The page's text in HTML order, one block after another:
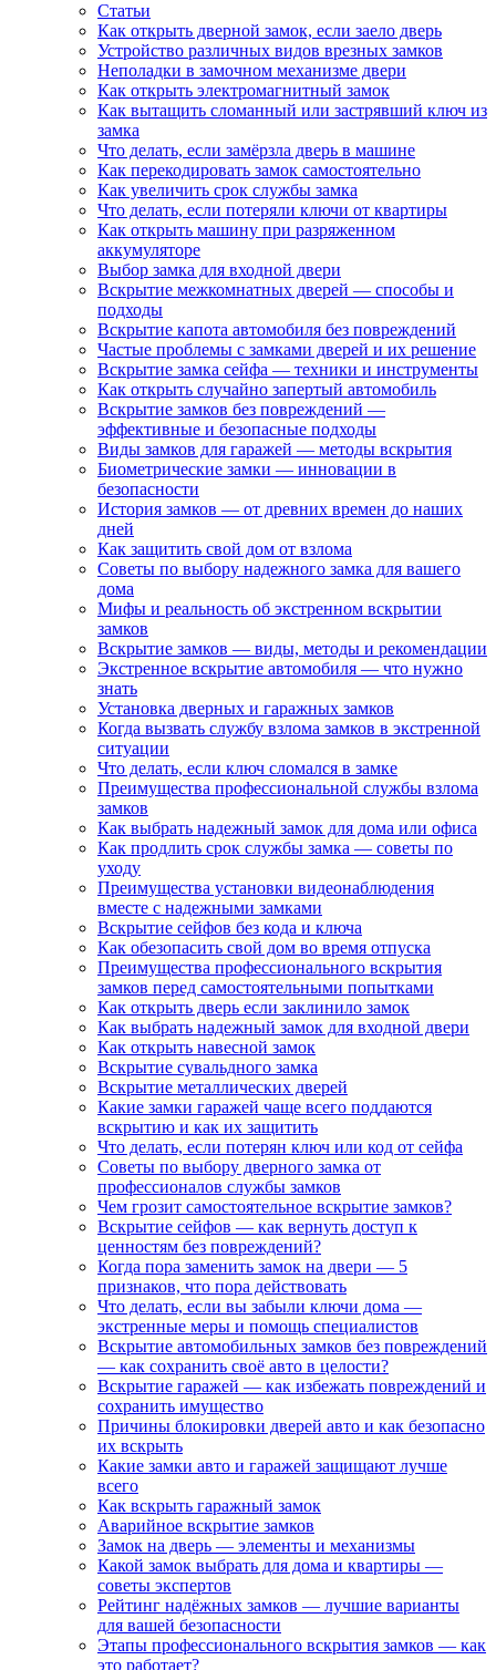
Статьи
Как открыть дверной замок, если заело дверь
Устройство различных видов врезных замков
Неполадки в замочном механизме двери
Как открыть электромагнитный замок
Как вытащить сломанный или застрявший ключ из
замка
Что делать, если замёрзла дверь в машине
Как перекодировать замок самостоятельно
Как увеличить срок службы замка
Что делать, если потеряли ключи от квартиры
Как открыть машину при разряженном
аккумуляторе
Выбор замка для входной двери
Вскрытие межкомнатных дверей — способы и
подходы
Вскрытие капота автомобиля без повреждений
Частые проблемы с замками дверей и их решение
Вскрытие замка сейфа — техники и инструменты
Как открыть случайно запертый автомобиль
Вскрытие замков без повреждений —
эффективные и безопасные подходы
Виды замков для гаражей — методы вскрытия
Биометрические замки — инновации в
безопасности
История замков — от древних времен до наших
дней
Как защитить свой дом от взлома
Советы по выбору надежного замка для вашего
дома
Мифы и реальность об экстренном вскрытии
замков
Вскрытие замков — виды, методы и рекомендации
Экстренное вскрытие автомобиля — что нужно
знать
Установка дверных и гаражных замков
Когда вызвать службу взлома замков в экстренной
ситуации
Что делать, если ключ сломался в замке
Преимущества профессиональной службы взлома
замков
Как выбрать надежный замок для дома или офиса
Как продлить срок службы замка — советы по
уходу
Преимущества установки видеонаблюдения
вместе с надежными замками
Вскрытие сейфов без кода и ключа
Как обезопасить свой дом во время отпуска
Преимущества профессионального вскрытия
замков перед самостоятельными попытками
Как открыть дверь если заклинило замок
Как выбрать надежный замок для входной двери
Как открыть навесной замок
Вскрытие сувальдного замка
Вскрытие металлических дверей
Какие замки гаражей чаще всего поддаются
вскрытию и как их защитить
Что делать, если потерян ключ или код от сейфа
Советы по выбору дверного замка от
профессионалов службы замков
Чем грозит самостоятельное вскрытие замков?
Вскрытие сейфов — как вернуть доступ к
ценностям без повреждений?
Когда пора заменить замок на двери — 5
признаков, что пора действовать
Что делать, если вы забыли ключи дома —
экстренные меры и помощь специалистов
Вскрытие автомобильных замков без повреждений
— как сохранить своё авто в целости?
Вскрытие гаражей — как избежать повреждений и
сохранить имущество
Причины блокировки дверей авто и как безопасно
их вскрыть
Какие замки авто и гаражей защищают лучше
всего
Как вскрыть гаражный замок
Аварийное вскрытие замков
Замок на дверь — элементы и механизмы
Какой замок выбрать для дома и квартиры —
советы экспертов
Рейтинг надёжных замков — лучшие варианты
для вашей безопасности
Этапы профессионального вскрытия замков — как
это работает?